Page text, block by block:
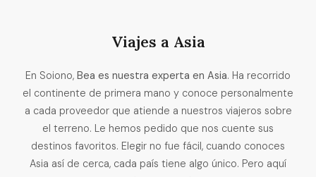
Viajes a Asia
En Soiono, Bea es nuestra experta en Asia. Ha recorrido
el continente de primera mano y conoce personalmente
a cada proveedor que atiende a nuestros viajeros sobre
el terreno. Le hemos pedido que nos cuente sus
destinos favoritos. Elegir no fue fácil, cuando conoces
Asia así de cerca, cada país tiene algo único. Pero aquí